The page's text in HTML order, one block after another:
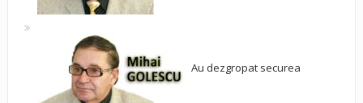
Au dezgropat securea